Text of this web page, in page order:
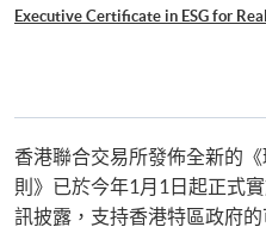
Executive Certificate in ESG for
香港聯合交易所發佈全新的
則》已於今年1月1日起正式
訊披露，支持香港特區政府的